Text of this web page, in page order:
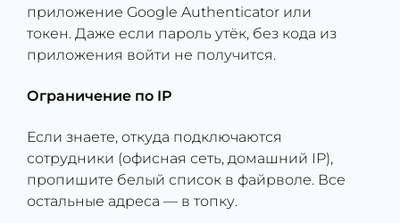
приложение Google Authenticator или
токен. Даже если пароль утёк, без кода из
приложения войти не получится.
Ограничение по IP
Если знаете, откуда подключаются
сотрудники (офисная сеть, домашний IP),
пропишите белый список в файрволе. Все
остальные адреса — в топку.